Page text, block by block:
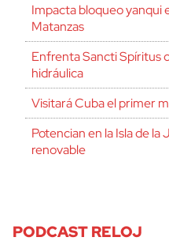
Impacta bloqueo yanqui
Matanzas
Enfrenta Sancti Spíritus
hidráulica
Visitará Cuba el primer
Potencian en la Isla de
renovable
PODCAST RELOJ